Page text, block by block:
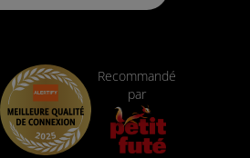
Recommandé
par